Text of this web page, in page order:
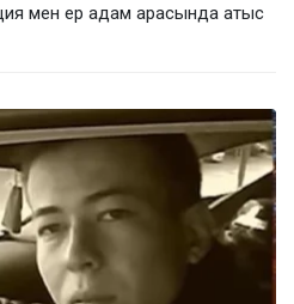
мен ер адам арасында атыс